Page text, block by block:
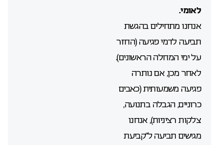
לאומי.
אנחנו מתחילים בהגשת
תביעה לדמי פגיעה (החזר
על ימי המחלה הראשונים).
לאחר מכן, אם נותרה
פגיעה משמעותית (כאבים
כרוניים, הגבלה בתנועה,
צלקות רציניות), אנחנו
מגישים תביעה ל”קביעת